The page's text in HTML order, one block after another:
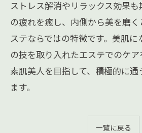
ストレス解消やリラックス効果
の疲れを癒し、内側から美を磨
ステならではの特徴です。美肌
の技を取り入れたエステでのケア
素肌美人を目指して、積極的に
ます。
一覧に戻る